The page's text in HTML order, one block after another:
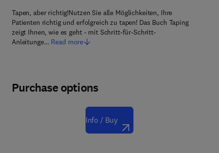
Tapen, aber richtig!Nutzen Sie alle Möglichkeiten, Ihre
Patienten richtig und erfolgreich zu tapen! Das Buch Taping
zeigt Ihnen, wie es geht - mit Schritt-für-Schritt-
Anleitunge… Read more
Purchase options
Info / Buy